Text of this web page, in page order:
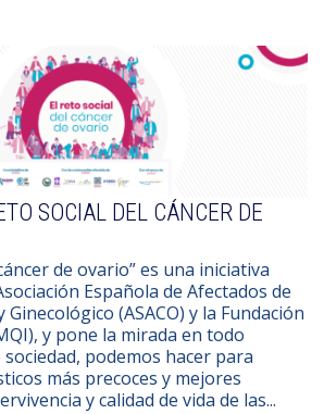
SOCIAL DEL CÁNCER DE
de ovario” es una iniciativa
Española de Afectados de
Ginecológico (ASACO) y la Fundación
y pone la mirada en todo
podemos hacer para
más precoces y mejores
y calidad de vida de las...